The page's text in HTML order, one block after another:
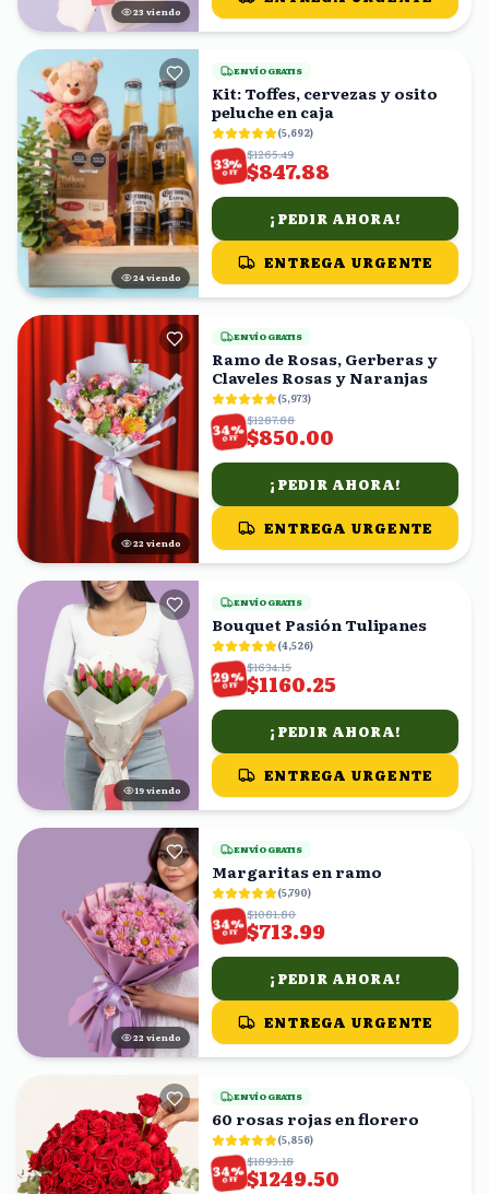
24 viendo
24 viendo
ENVÍO GRATIS
Kit: Toffes, cervezas y osito
peluche en caja
(5,692)
33%
OFF
$1265.49
$847.88
¡PEDIR AHORA!
ENTREGA URGENTE
21 viendo
ENVÍO GRATIS
Ramo de Rosas, Gerberas y
Claveles Rosas y Naranjas
(5,973)
34%
OFF
$1287.88
$850.00
¡PEDIR AHORA!
ENTREGA URGENTE
18 viendo
ENVÍO GRATIS
Bouquet Pasión Tulipanes
(4,526)
29%
OFF
$1634.15
$1160.25
¡PEDIR AHORA!
ENTREGA URGENTE
21 viendo
ENVÍO GRATIS
Margaritas en ramo
(5,790)
34%
OFF
$1081.80
$713.99
¡PEDIR AHORA!
ENTREGA URGENTE
ENVÍO GRATIS
60 rosas rojas en florero
(5,856)
34%
OFF
$1893.18
$1249.50